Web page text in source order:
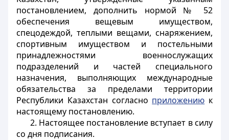
постановлением, дополнить нормой № 52
обеспечения вещевым имуществом,
спецодеждой, теплыми вещами, снаряжением,
спортивным имуществом и постельными
принадлежностями военнослужащих
подразделений и частей специального
назначения, выполняющих международные
обязательства за пределами территории
Республики Казахстан согласно приложению к
настоящему постановлению.
2. Настоящее постановление вступает в силу
со дня подписания.